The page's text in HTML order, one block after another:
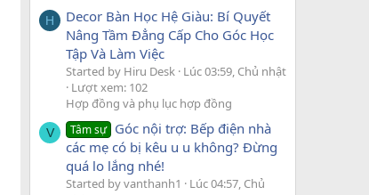
H
Decor Bàn Học Hệ Giàu: Bí Quyết
Nâng Tầm Đẳng Cấp Cho Góc Học
Tập Và Làm Việc
Started by Hiru Desk Lúc 03:59, Chủ nhật
Lượt xem: 102
Hợp đồng và phụ lục hợp đồng
V Tâm sự Góc nội trợ: Bếp điện nhà
các mẹ có bị kêu u u không? Đừng
quá lo lắng nhé!
Started by vanthanh1
Lúc 04:57, Chủ